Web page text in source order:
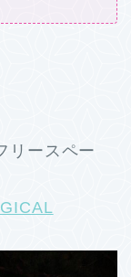
リースペー